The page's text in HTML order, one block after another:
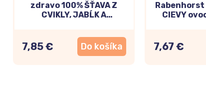
zdravo 100% ŠŤAVA Z
CVIKLY, JABĹK A
7,85 € Do košíka
Rabenhorst
CIEVY
7,67 €